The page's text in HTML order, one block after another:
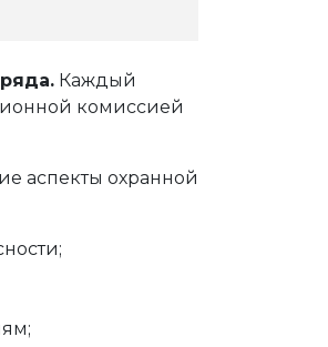
Каждый
комиссией
аспекты охранной